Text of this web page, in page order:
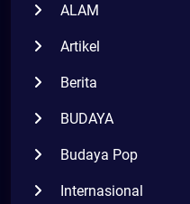
ALAM
Artikel
Berita
BUDAYA
Budaya Pop
Internasional